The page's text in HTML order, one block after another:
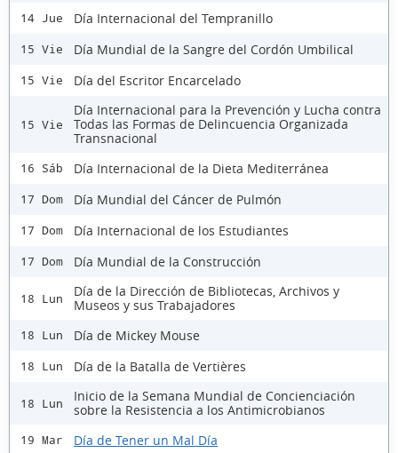
14 Jue Día Internacional del Tempranillo
15 Vie Día Mundial de la Sangre del Cordón Umbilical
15 Vie Día del Escritor Encarcelado
15 Vie
Día Internacional para la Prevención y Lucha contra
Todas las Formas de Delincuencia Organizada
Transnacional
16 Sáb Día Internacional de la Dieta Mediterránea
17 Dom Día Mundial del Cáncer de Pulmón
17 Dom Día Internacional de los Estudiantes
17 Dom Día Mundial de la Construcción
18 Lun
Día de la Dirección de Bibliotecas, Archivos y
Museos y sus Trabajadores
18 Lun Día de Mickey Mouse
18 Lun Día de la Batalla de Vertières
18 Lun
Inicio de la Semana Mundial de Concienciación
sobre la Resistencia a los Antimicrobianos
19 Mar Día de Tener un Mal Día